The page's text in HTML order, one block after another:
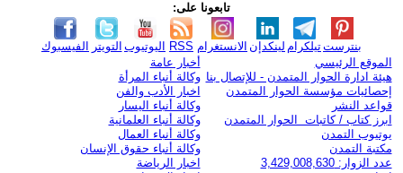
تابعونا على:
الفيسبوك التويتر اليوتيوب RSS الانستغرام لينكدإن تيلكرامبنترست
الموقع الرئيسي
هيئة ادارة الحوار المتمدن - للإتصال بنا
إحصائيات مؤسسة الحوار المتمدن
قواعد النشر
ابرز كتاب / كاتبات الحوار المتمدن
يوتيوب التمدن
مكتبة التمدن
عدد الزوار: 3,429,008,630
أخبار عامة
وكالة أنباء المرأة
اخبار الأدب والفن
وكالة أنباء اليسار
وكالة أنباء العلمانية
وكالة أنباء العمال
وكالة أنباء حقوق الإنسان
اخبار الرياضة